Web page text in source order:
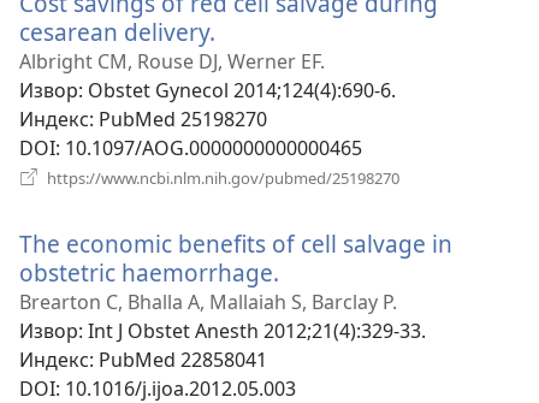
cesarean delivery.
нови
прозор)
Albright CM, Rouse DJ, Werner EF.
Извор‎: Obstet Gynecol 2014;124(4):690-6.
Индекс‎: PubMed 25198270
DOI‎: 10.1097/AOG.0000000000000465
https://www.ncbi.nlm.nih.gov/pubmed/25198270
The economic benefits of cell salvage in
obstetric haemorrhage.
нови
прозор)
Brearton C, Bhalla A, Mallaiah S, Barclay P.
Извор‎: Int J Obstet Anesth 2012;21(4):329-33.
Индекс‎: PubMed 22858041
DOI‎: 10.1016/j.ijoa.2012.05.003